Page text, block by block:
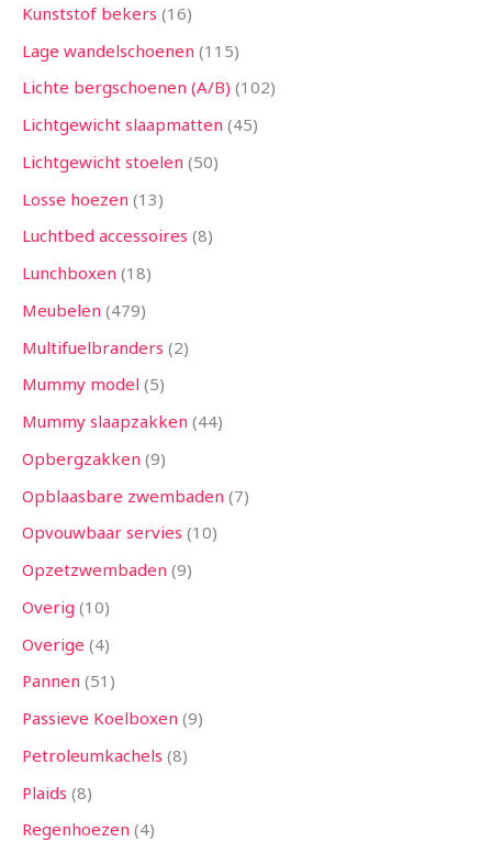
Kunststof bekers 16
Lage wandelschoenen 115
Lichte bergschoenen (A/B) 102
Lichtgewicht slaapmatten 45
Lichtgewicht stoelen 50
Losse hoezen 13
Luchtbed accessoires 8
Lunchboxen 18
Meubelen 479
Multifuelbranders 2
Mummy model 5
Mummy slaapzakken 44
Opbergzakken 9
Opblaasbare zwembaden 7
Opvouwbaar servies 10
Opzetzwembaden 9
Overig 10
Overige 4
Pannen 51
Passieve Koelboxen 9
Petroleumkachels 8
Plaids 8
Regenhoezen 4